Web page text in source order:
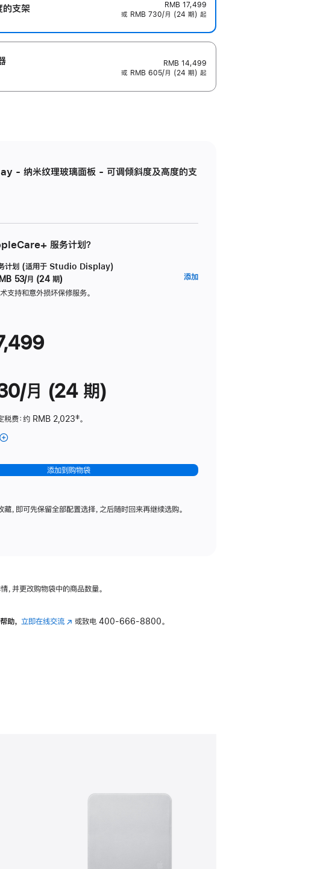
的支‍架
RMB 17,499
或 RMB 730/月 (24 期) 起
RMB 14,499
或 RMB 605/月 (24 期) 起
- 纳米纹理玻璃面板 - 可调倾斜度及高度的支
服务计划？
计划 (适用于 Studio Display)
53/月 (24 期)
支持和意外损坏保修服务。
添加
月 (24 期)
税费：约 RMB 2,023脚
‡。
(Studio
添加到购物袋
，即可先保留全部配置选择，之后随时回来再继续选购。
，并更改购物袋中的商品数量。
助， 立即在线交流(在 或致电400-666-8800。